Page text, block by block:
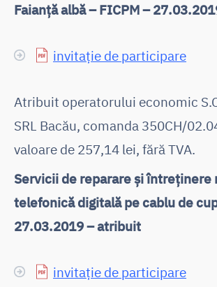
Faianță albă – FICPM –
invitație de participare
Atribuit operatorului economic
SRL Bacău, comanda 350CH/
valoare de 257,14 lei, fără TVA.
Servicii de reparare și întreținere
telefonică digitală pe cablu de
27.03.2019 – atribuit
invitație de participare